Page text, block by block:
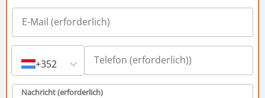
+352
Nachricht (erforderlich)